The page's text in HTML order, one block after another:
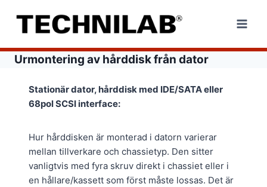
content
Urmontering av hårddisk från dator
Stationär dator, hårddisk med IDE/SATA eller
68pol SCSI interface:
Hur hårddisken är monterad i datorn varierar
mellan tillverkare och chassietyp. Den sitter
vanligtvis med fyra skruv direkt i chassiet eller i
en hållare/kassett som först måste lossas. Det är